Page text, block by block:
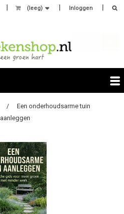
Inloggen
(leeg)
Een onderhoudsarme tuin
aanleggen